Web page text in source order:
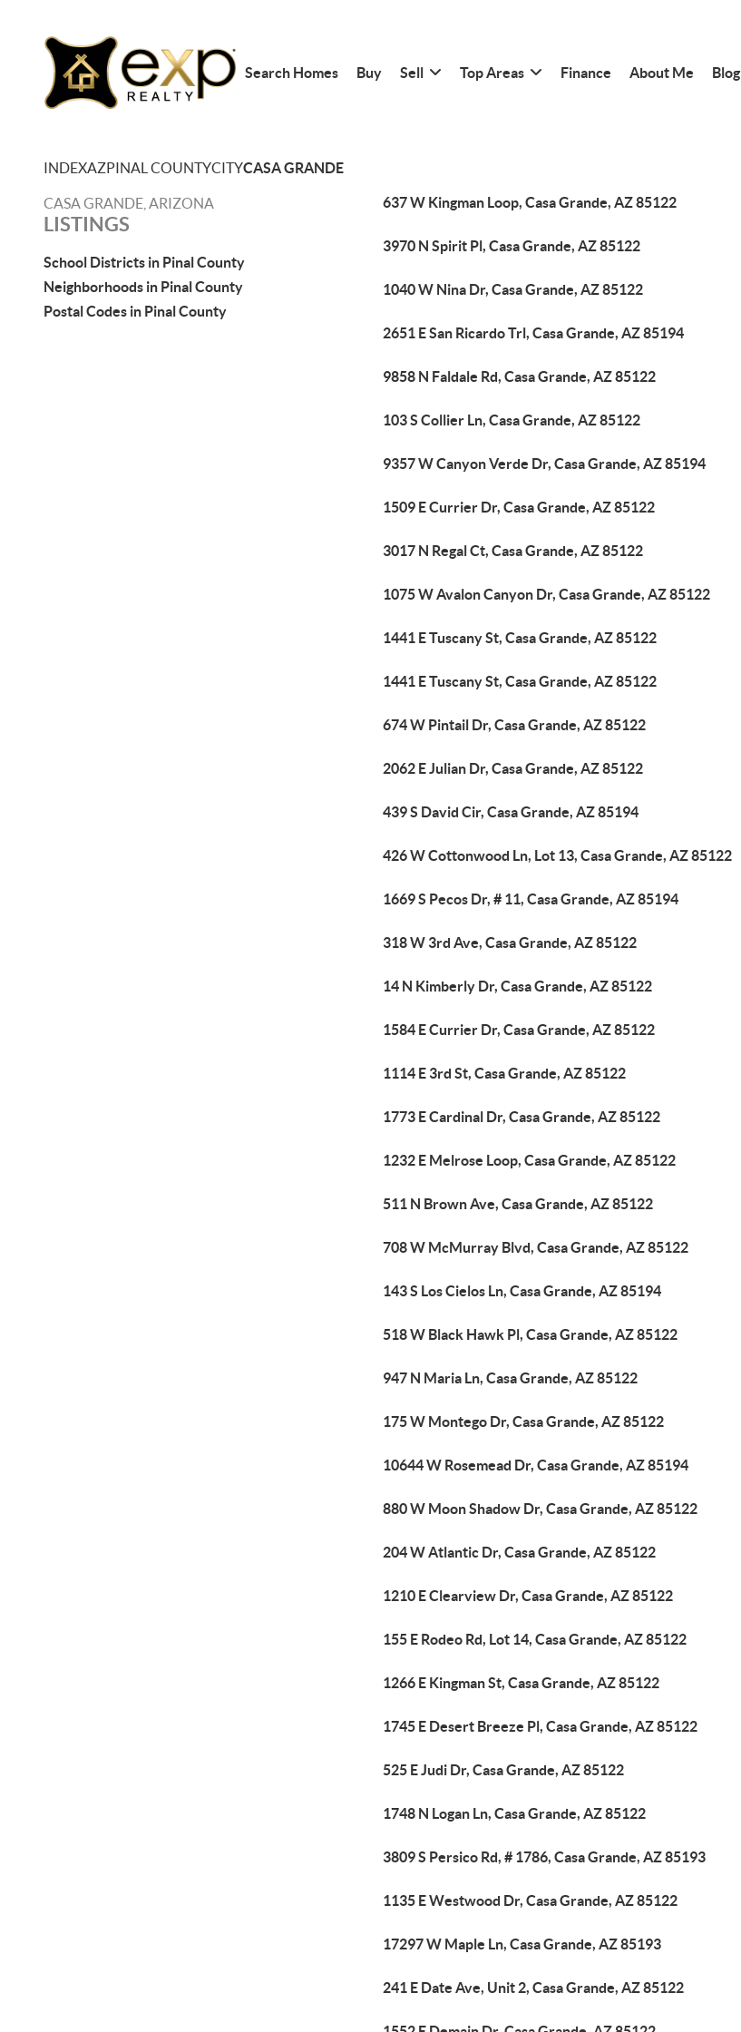
Search Homes Buy Sell Top Areas Finance About Me Blog
INDEXAZPINAL COUNTYCITYCASA GRANDE
CASA GRANDE, ARIZONA
LISTINGS
School Districts in Pinal County
Neighborhoods in Pinal County
Postal Codes in Pinal County
637 W Kingman Loop, Casa Grande, AZ 85122
3970 N Spirit Pl, Casa Grande, AZ 85122
1040 W Nina Dr, Casa Grande, AZ 85122
2651 E San Ricardo Trl, Casa Grande, AZ 85194
9858 N Faldale Rd, Casa Grande, AZ 85122
103 S Collier Ln, Casa Grande, AZ 85122
9357 W Canyon Verde Dr, Casa Grande, AZ 85194
1509 E Currier Dr, Casa Grande, AZ 85122
3017 N Regal Ct, Casa Grande, AZ 85122
1075 W Avalon Canyon Dr, Casa Grande, AZ 85122
1441 E Tuscany St, Casa Grande, AZ 85122
1441 E Tuscany St, Casa Grande, AZ 85122
674 W Pintail Dr, Casa Grande, AZ 85122
2062 E Julian Dr, Casa Grande, AZ 85122
439 S David Cir, Casa Grande, AZ 85194
426 W Cottonwood Ln, Lot 13, Casa Grande, AZ 85122
1669 S Pecos Dr, # 11, Casa Grande, AZ 85194
318 W 3rd Ave, Casa Grande, AZ 85122
14 N Kimberly Dr, Casa Grande, AZ 85122
1584 E Currier Dr, Casa Grande, AZ 85122
1114 E 3rd St, Casa Grande, AZ 85122
1773 E Cardinal Dr, Casa Grande, AZ 85122
1232 E Melrose Loop, Casa Grande, AZ 85122
511 N Brown Ave, Casa Grande, AZ 85122
708 W McMurray Blvd, Casa Grande, AZ 85122
143 S Los Cielos Ln, Casa Grande, AZ 85194
518 W Black Hawk Pl, Casa Grande, AZ 85122
947 N Maria Ln, Casa Grande, AZ 85122
175 W Montego Dr, Casa Grande, AZ 85122
10644 W Rosemead Dr, Casa Grande, AZ 85194
880 W Moon Shadow Dr, Casa Grande, AZ 85122
204 W Atlantic Dr, Casa Grande, AZ 85122
1210 E Clearview Dr, Casa Grande, AZ 85122
155 E Rodeo Rd, Lot 14, Casa Grande, AZ 85122
1266 E Kingman St, Casa Grande, AZ 85122
1745 E Desert Breeze Pl, Casa Grande, AZ 85122
525 E Judi Dr, Casa Grande, AZ 85122
1748 N Logan Ln, Casa Grande, AZ 85122
3809 S Persico Rd, # 1786, Casa Grande, AZ 85193
1135 E Westwood Dr, Casa Grande, AZ 85122
17297 W Maple Ln, Casa Grande, AZ 85193
241 E Date Ave, Unit 2, Casa Grande, AZ 85122